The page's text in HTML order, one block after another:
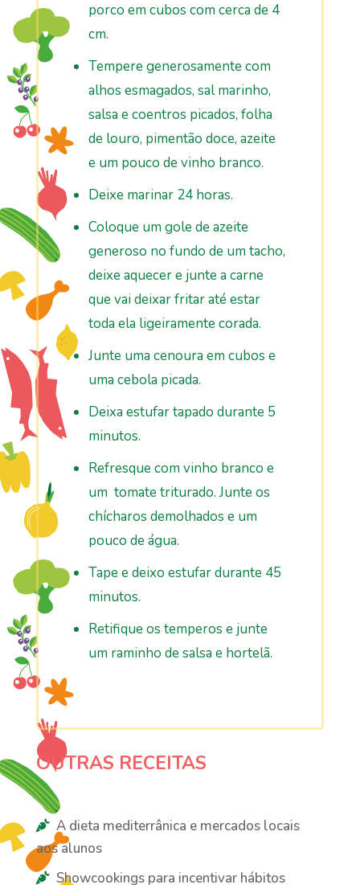
porco em cubos com cerca de 4
cm.
Tempere generosamente com
alhos esmagados, sal marinho,
salsa e coentros picados, folha
de louro, pimentão doce, azeite
e um pouco de vinho branco.
Deixe marinar 24 horas.
Coloque um gole de azeite
generoso no fundo de um tacho,
deixe aquecer e junte a carne
que vai deixar fritar até estar
toda ela ligeiramente corada.
Junte uma cenoura em cubos e
uma cebola picada.
Deixa estufar tapado durante 5
minutos.
Refresque com vinho branco e
um tomate triturado. Junte os
chícharos demolhados e um
pouco de água.
Tape e deixo estufar durante 45
minutos.
Retifique os temperos e junte
um raminho de salsa e hortelã.
OUTRAS RECEITAS
A dieta mediterrânica e mercados locais
aos alunos
Showcookings para incentivar hábitos